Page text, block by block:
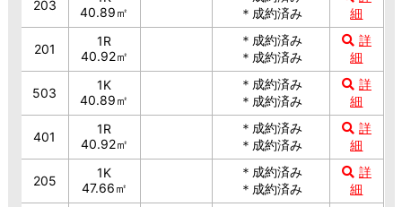
203
40.89㎡
＊成約済み
細
201
1R
40.92㎡
＊成約済み
＊成約済み
詳
細
503
1K
40.89㎡
＊成約済み
＊成約済み
詳
細
401
1R
40.92㎡
＊成約済み
＊成約済み
詳
細
205
1K
47.66㎡
＊成約済み
＊成約済み
詳
細